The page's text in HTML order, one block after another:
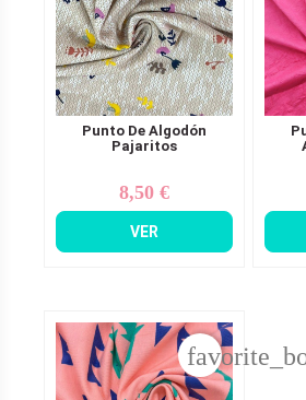
Punto De Algodón
Pajaritos
Precio
8,50 €
VER